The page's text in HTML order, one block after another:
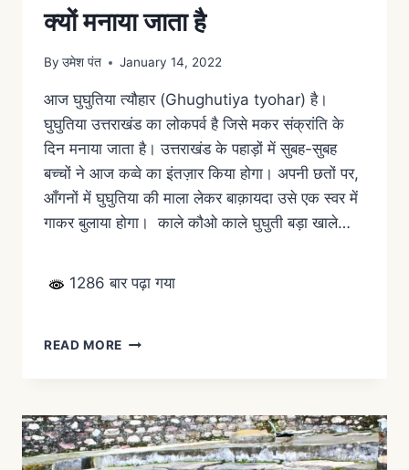
क्यों मनाया जाता है
By उमेश पंत January 14, 2022
आज घुघुतिया त्यौहार (Ghughutiya tyohar) है।
घुघुतिया उत्तराखंड का लोकपर्व है जिसे मकर संक्रांति के
दिन मनाया जाता है। उत्तराखंड के पहाड़ों में सुबह-सुबह
बच्चों ने आज कव्वे का इंतज़ार किया होगा। अपनी छतों पर,
आँगनों में घुघुतिया की माला लेकर बाक़ायदा उसे एक स्वर में
गाकर बुलाया होगा। काले कौओ काले घुघुती बड़ा खाले…
1286 बार पढ़ा गया
READ MORE